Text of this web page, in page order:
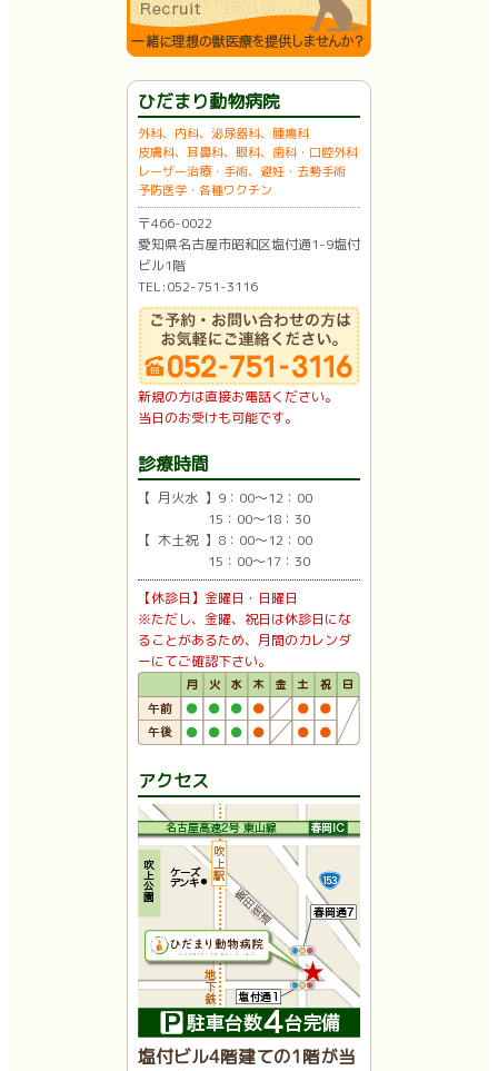
ひだまり動物病院
外科、内科、泌尿器科、腫瘍科
皮膚科、耳鼻科、眼科、歯科・口腔外科
レーザー治療・手術、避妊・去勢手術
予防医学・各種ワクチン
〒466-0022
愛知県名古屋市昭和区塩付通1-9塩付
ビル1階
TEL:052-751-3116
新規の方は直接お電話ください。
当日のお受けも可能です。
診療時間
【 月火水 】9：00〜12：00
15：00〜18：30
【 木土祝 】8：00〜12：00
15：00〜17：30
【休診日】金曜日・日曜日
※ただし、金曜、祝日は休診日にな
ることがあるため、月間のカレンダ
ーにてご確認下さい。
アクセス
塩付ビル4階建ての1階が当